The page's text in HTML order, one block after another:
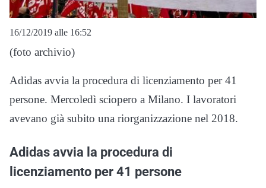
16/12/2019 alle 16:52
(foto archivio)
Adidas avvia la procedura di licenziamento per 41
persone. Mercoledì sciopero a Milano. I lavoratori
avevano già subito una riorganizzazione nel 2018.
Adidas avvia la procedura di
licenziamento per 41 persone